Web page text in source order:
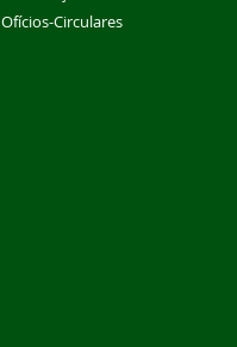
Ofícios-Circulares